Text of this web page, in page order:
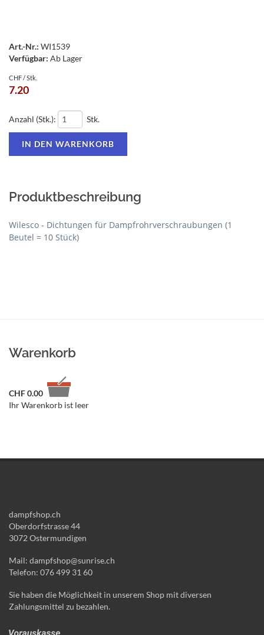
Art.-Nr.: WI1539
Verfügbar: Ab Lager
CHF / Stk.
7.20
Anzahl (Stk.): Stk.
Produktbeschreibung
Wilesco - Dichtungen für Dampfrohrverschraubungen (1
Beutel = 10 Stück)
Warenkorb
CHF0.00
Ihr Warenkorb ist leer
dampfshop.ch
Oberdorfstrasse 44
3072 Ostermundigen
Mail: dampfshop@sunrise.ch
Telefon: 076 499 31 60
Sie haben die Möglichkeit in unserem Shop mit diversen
Zahlungsmittel zu bezahlen.